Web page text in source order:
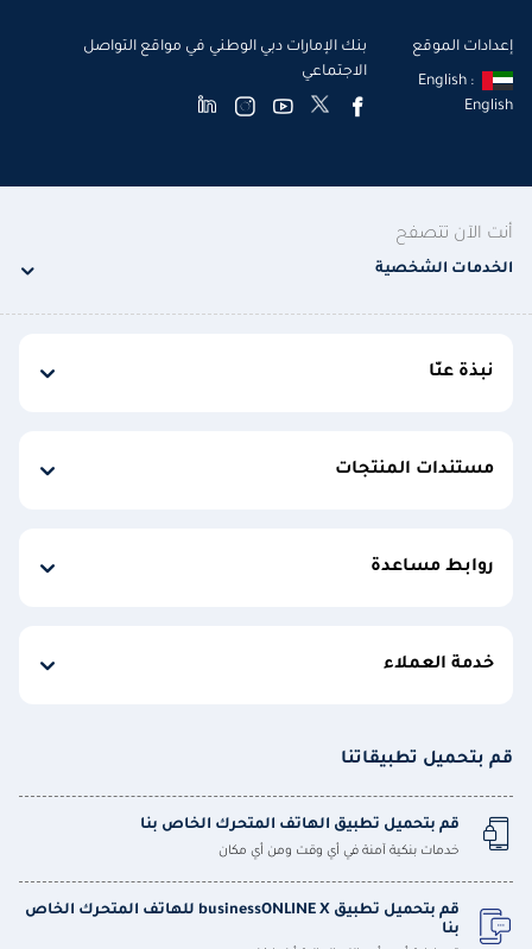
إعدادات الموقع
English :
English
بنك الإمارات دبي الوطني في مواقع التواصل
الاجتماعي
أنت الآن تتصفح
الخدمات الشخصية
نبذة عنّا
مستندات المنتجات
روابط مساعدة
خدمة العملاء
قم بتحميل تطبيقاتنا
قم بتحميل تطبيق الهاتف المتحرك الخاص بنا
خدمات بنكية آمنة في أي وقت ومن أي مكان
قم بتحميل تطبيق businessONLINE X للهاتف المتحرك الخاص
بنا